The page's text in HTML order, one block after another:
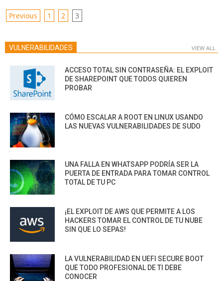
POSTS
Previous 1 2 3
VULNERABILIDADES VIEW ALL
ACCESO TOTAL SIN CONTRASEÑA: EL EXPLOIT
DE SHAREPOINT QUE TODOS QUIEREN
PROBAR
CÓMO ESCALAR A ROOT EN LINUX USANDO
LAS NUEVAS VULNERABILIDADES DE SUDO
UNA FALLA EN WHATSAPP PODRÍA SER LA
PUERTA DE ENTRADA PARA TOMAR CONTROL
TOTAL DE TU PC
¡EL EXPLOIT DE AWS QUE PERMITE A LOS
HACKERS TOMAR EL CONTROL DE TU NUBE
SIN QUE LO SEPAS!
LA VULNERABILIDAD EN UEFI SECURE BOOT
QUE TODO PROFESIONAL DE TI DEBE
CONOCER